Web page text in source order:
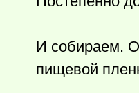
И собираем.
пищевой